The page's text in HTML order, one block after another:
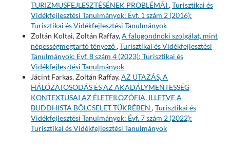
TURIZMUSFEJLESZTÉSÉNEK PROBLÉMÁI ,Turisztikai és
Vidékfejlesztési Tanulmányok: Évf. 1 szám 2 (2016):
Turisztikai és Vidékfejlesztési Tanulmányok
Zoltán Koltai, Zoltán Raffay,A falugondnoki szolgálat, mint
népességmegtartó tényező,Turisztikai és Vidékfejlesztési
Tanulmányok: Évf. 8 szám 4 (2023): Turisztikai és
Vidékfejlesztési Tanulmányok
Jácint Farkas, Zoltán Raffay,AZ UTAZÁS, A
HÁLÓZATOSODÁS ÉS AZ AKADÁLYMENTESSÉG
KONTEXTUSAI AZ ÉLETFILOZÓFIA, ILLETVE A
BUDDHISTA BÖLCSELET TÜKRÉBEN ,Turisztikai és
Vidékfejlesztési Tanulmányok: Évf. 7 szám 2 (2022):
Turisztikai és Vidékfejlesztési Tanulmányok